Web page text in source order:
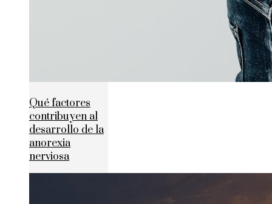
Qué factores
contribuyen al
desarrollo de la
anorexia
nerviosa